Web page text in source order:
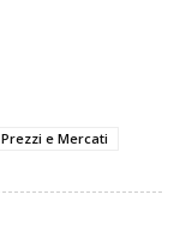
Prezzi e Mercati